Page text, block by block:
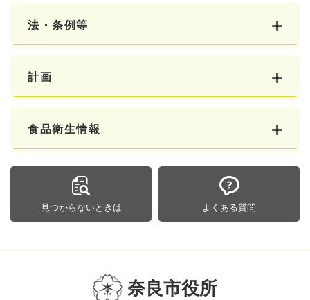
法・条例等
計画
食品衛生情報
見つからないときは よくある質問
奈良市役所